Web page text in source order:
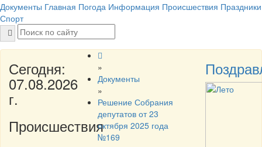
Документы Главная Погода Информация Происшествия Праздники
Спорт
Сегодня:
07.08.2026
г.
Происшествия
»
Документы
»
Решение Собрания
депутатов от 23
октября 2025 года
№169